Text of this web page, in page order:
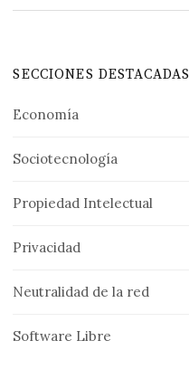
SECCIONES DESTACADAS
Economía
Sociotecnología
Propiedad Intelectual
Privacidad
Neutralidad de la red
Software Libre